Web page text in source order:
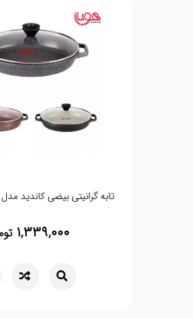
تابه گرانیتی بیضی کاندید مدل
1,339,000